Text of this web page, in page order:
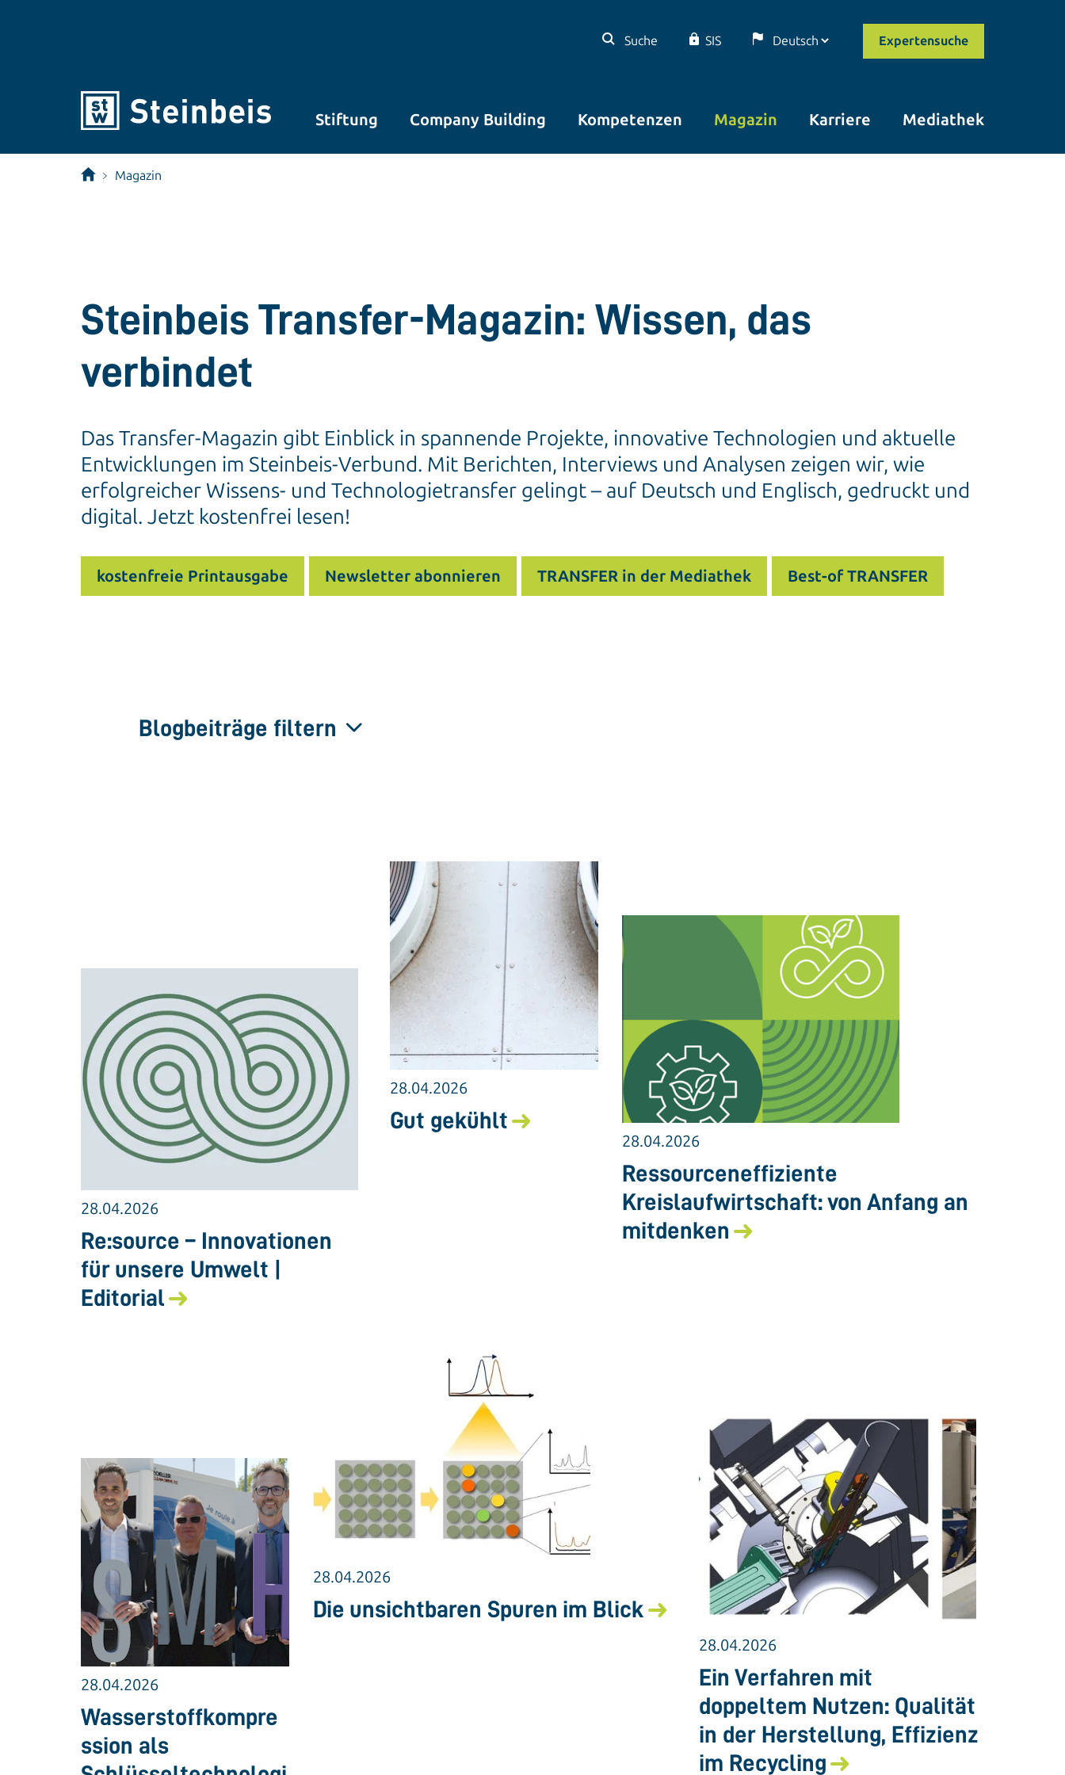
Suche SIS Expertensuche
Stiftung Company Building Kompetenzen Magazin Karriere Mediathek
Magazin
Steinbeis Transfer-Magazin: Wissen, das
verbindet
Das Transfer-Magazin gibt Einblick in spannende Projekte, innovative Technologien und aktuelle
Entwicklungen im Steinbeis-Verbund. Mit Berichten, Interviews und Analysen zeigen wir, wie
erfolgreicher Wissens- und Technologietransfer gelingt – auf Deutsch und Englisch, gedruckt und
digital. Jetzt kostenfrei lesen!
kostenfreie Printausgabe Newsletter abonnieren TRANSFER in der Mediathek Best-of TRANSFER
Blogbeiträge filtern
28.04.2026
Re:source – Innovationen
für unsere Umwelt |
Editorial
28.04.2026
Gut gekühlt
28.04.2026
Ressourceneffiziente
Kreislaufwirtschaft: von Anfang an
mitdenken
28.04.2026
Wasserstoffkompre
ssion als
28.04.2026
Die unsichtbaren Spuren im Blick
28.04.2026
Ein Verfahren mit
doppeltem Nutzen: Qualität
in der Herstellung, Effizienz
im Recycling